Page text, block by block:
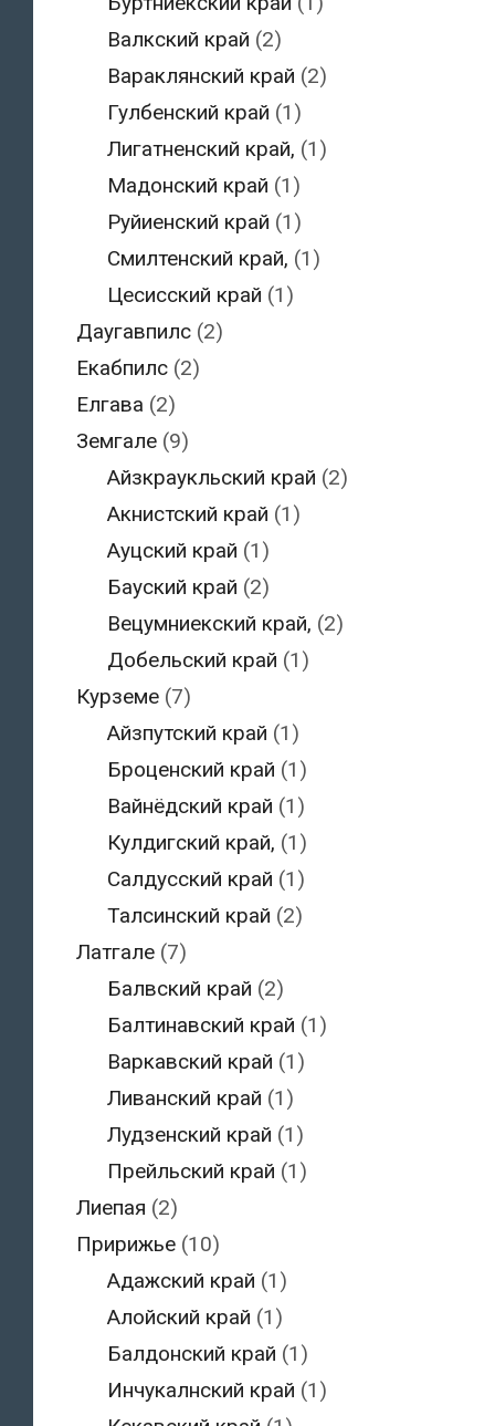
Валкский край (2)
Вараклянский край (2)
Гулбенский край (1)
Лигатненский край, (1)
Мадонский край (1)
Руйиенский край (1)
Смилтенский край, (1)
Цесисский край (1)
Даугавпилс(2)
Екабпилс(2)
Елгава (2)
Земгале(9)
Айзкраукльский край (2)
Акнистский край (1)
Ауцский край (1)
Бауский край (2)
Вецумниекский край, (2)
Добельский край (1)
Курземе(7)
Айзпутский край (1)
Броценский край (1)
Вайнёдский край (1)
Кулдигский край, (1)
Салдусский край (1)
Талсинский край (2)
Латгале(7)
Балвский край (2)
Балтинавский край (1)
Варкавский край (1)
Ливанский край (1)
Лудзенский край (1)
Прейльский край (1)
Лиепая (2)
Пририжье(10)
Адажский край (1)
Алойский край (1)
Балдонский край (1)
Инчукалнский край (1)